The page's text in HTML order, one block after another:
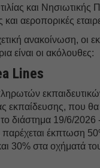
και Νησιωτικής
και αεροπορικές
ανακοίνωση, οι
είναι οι ακόλουθες:
Lines
εκπαίδευσης, που
διάστημα 19/6/
παρέχεται έκπτωση
30% στα οχήματά